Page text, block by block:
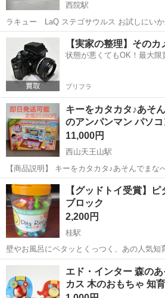
西院駅
ラキュー LaQ ステゴサウルス お試しにいかがですか？ パーツ全部
あります。
京都 京都市 西院駅 おもちゃ
【実家の整理】そのカ
状態が悪くてもOK！最大限
プリフラ
キーをカタカタ♪あそ
のアンパンマン パソ
11,000円
西山天王山駅
【商品説明】 キーをカタカタ♪あそんでまなべる！はじめてのアンパ
ンマンパソコン ★箱付き ☆新品未使用 ☆匿名配送 ☆送料無料 ☆即購
入可 定価 ：20,350円（税込） 発売日：
京都 長岡京市 西山天王山駅 お
【グッドトイ受賞】
ブロック
2,200円
桂駅
壁やお風呂にペタッとくっつく、あの人気知
す！ Instagramでも話題、グッドトイ＆トイ
くっつけて遊べる新...
京都 京都市 桂駅 おもちゃ
エド・インター 森の
カス 木のおもちゃ 知